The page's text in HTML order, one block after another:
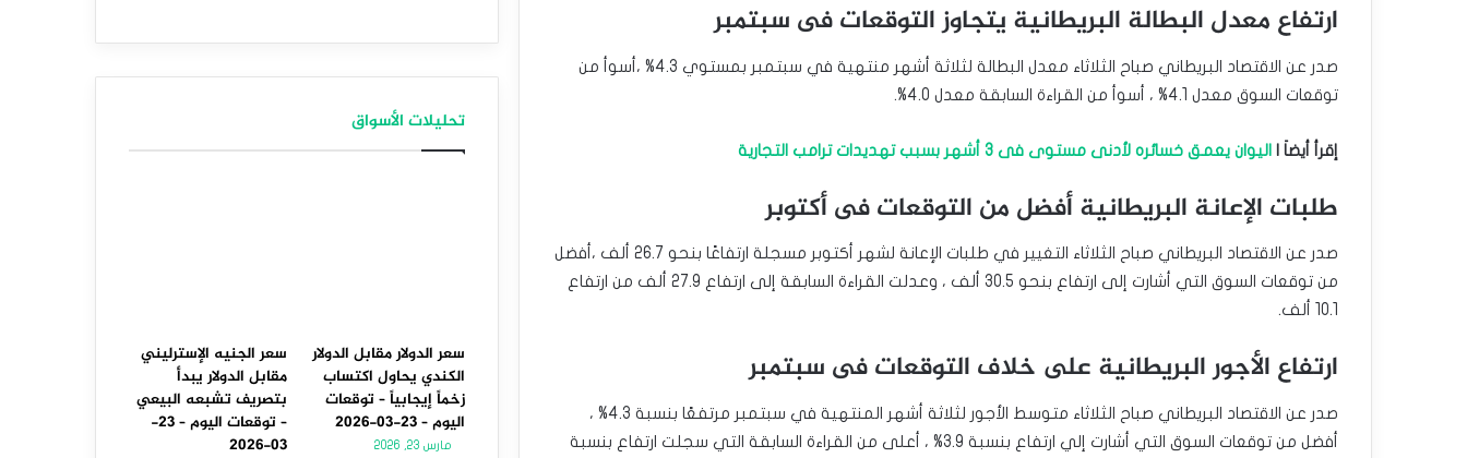
ارتفاع معدل البطالة البريطانية يتجاوز التوقعات فى سبتمبر
صدر عن الاقتصاد البريطاني صباح الثلاثاء معدل البطالة لثلاثة أشهر منتهية في سبتمبر بمستوي 4.3% ،أسوأ من
توقعات السوق معدل 4.1% ، أسوأ من القراءة السابقة معدل 4.0%.
إقرأ أيضاَ | اليوان يعمق خسائره لأدنى مستوى فى 3 أشهر بسبب تهديدات ترامب التجارية
طلبات الإعانة البريطانية أفضل من التوقعات فى أكتوبر
صدر عن الاقتصاد البريطاني صباح الثلاثاء التغيير في طلبات الإعانة لشهر أكتوبر مسجلة ارتفاعًا بنحو 26.7 ألف ،أفضل
من توقعات السوق التي أشارت إلى ارتفاع بنحو 30.5 ألف ، وعدلت القراءة السابقة إلى ارتفاع 27.9 ألف من ارتفاع
10.1 ألف.
ارتفاع الأجور البريطانية على خلاف التوقعات فى سبتمبر
صدر عن الاقتصاد البريطاني صباح الثلاثاء متوسط الأجور لثلاثة أشهر المنتهية في سبتمبر مرتفعًا بنسبة 4.3% ،
أفضل من توقعات السوق التي أشارت إلي ارتفاع بنسبة 3.9% ، أعلى من القراءة السابقة التي سجلت ارتفاع بنسبة
تحليلات الأسواق
سعر الدولار مقابل الدولار
الكندي يحاول اكتساب
زخماً إيجابياً – توقعات
اليوم – 23-03-2026
مارس 23, 2026
سعر الجنيه الإسترليني
مقابل الدولار يبدأ
بتصريف تشبعه البيعي
– توقعات اليوم – 23-
03-2026